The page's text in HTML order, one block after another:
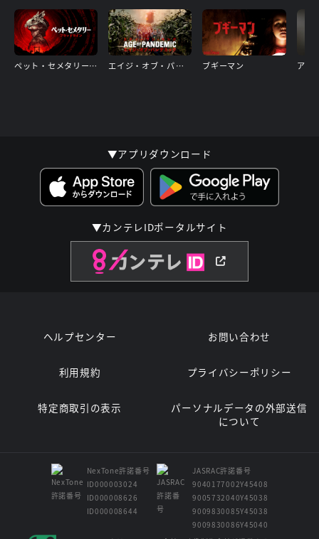
ペット・セメタリー: ブラッドライン エイジ・オブ・パンデミック ブギーマン アウ
▼アプリダウンロード
▼カンテレIDポータルサイト
ヘルプセンター お問い合わせ
利用規約 プライバシーポリシー
特定商取引の表示
パーソナルデータの外部送信
について
NexTone許諾番号
ID000003024
ID000008626
ID000008644
JASRAC許諾番号
9040177002Y45408
9005732040Y45038
9009830085Y45038
9009830086Y45040